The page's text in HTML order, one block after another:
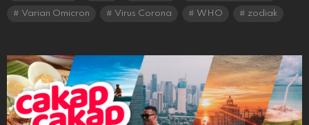
Varian Omicron Virus Corona WHO zodiak